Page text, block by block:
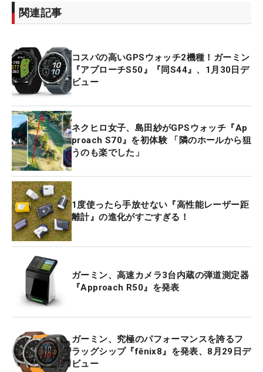
関連記事
コスパの高いGPSウォッチ2機種！ガーミン
『アプローチS50』『同S44』、1月30日デ
ビュー
ネクヒロ女子、島田紗がGPSウォッチ『Ap
proach S70』を初体験 「隣のホールから狙
うのも楽でした」
1度使ったら手放せない『高性能レーザー距
離計』の進化がすごすぎる！
ガーミン、高速カメラ3台内蔵の弾道測定器
『Approach R50』を発表
ガーミン、究極のパフォーマンスを誇るフ
ラッグシップ『fēnix8』を発表、8月29日デ
ビュー